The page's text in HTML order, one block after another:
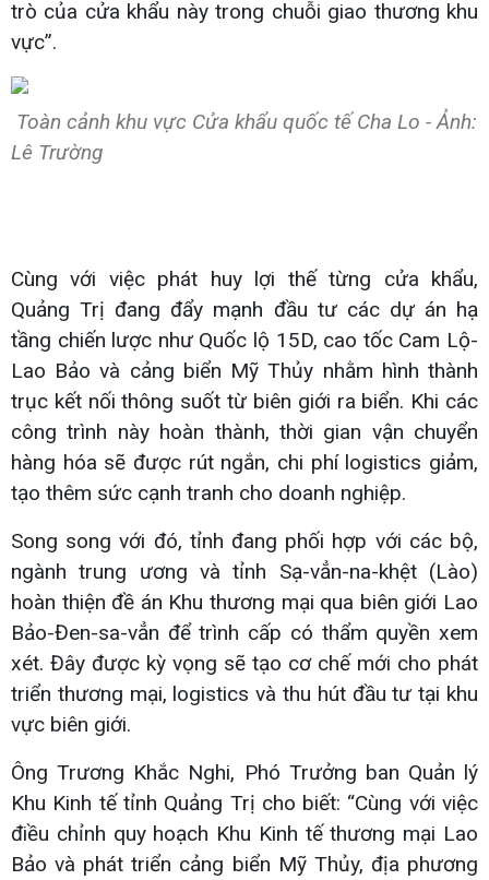
trò của cửa khẩu này trong chuỗi giao thương khu
vực”.
Toàn cảnh khu vực Cửa khẩu quốc tế Cha Lo - Ảnh:
Lê Trường
Cùng với việc phát huy lợi thế từng cửa khẩu,
Quảng Trị đang đẩy mạnh đầu tư các dự án hạ
tầng chiến lược như Quốc lộ 15D, cao tốc Cam Lộ-
Lao Bảo và cảng biển Mỹ Thủy nhằm hình thành
trục kết nối thông suốt từ biên giới ra biển. Khi các
công trình này hoàn thành, thời gian vận chuyển
hàng hóa sẽ được rút ngắn, chi phí logistics giảm,
tạo thêm sức cạnh tranh cho doanh nghiệp.
Song song với đó, tỉnh đang phối hợp với các bộ,
ngành trung ương và tỉnh Sạ-vẳn-na-khệt (Lào)
hoàn thiện đề án Khu thương mại qua biên giới Lao
Bảo-Đen-sa-vẳn để trình cấp có thẩm quyền xem
xét. Đây được kỳ vọng sẽ tạo cơ chế mới cho phát
triển thương mại, logistics và thu hút đầu tư tại khu
vực biên giới.
Ông Trương Khắc Nghi, Phó Trưởng ban Quản lý
Khu Kinh tế tỉnh Quảng Trị cho biết: “Cùng với việc
điều chỉnh quy hoạch Khu Kinh tế thương mại Lao
Bảo và phát triển cảng biển Mỹ Thủy, địa phương